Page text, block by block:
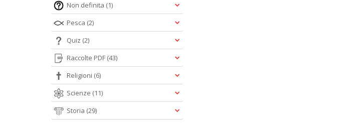
Non definita (1)
Pesca (2)
Quiz (2)
Raccolte PDF (43)
Religioni (6)
Scienze (11)
Storia (29)